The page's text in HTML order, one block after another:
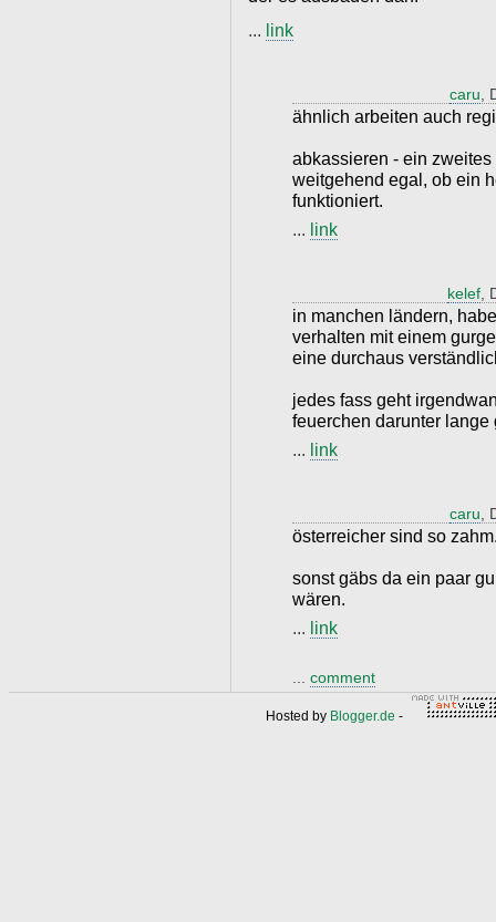
... link
caru
ähnlich arbeiten auch
abkassieren - ein
weitgehend egal, ob ein
funktioniert.
... link
kelef
in manchen ländern,
verhalten mit einem
eine durchaus
jedes fass geht
feuerchen darunter lange
... link
caru
österreicher sind so
sonst gäbs da ein paar
wären.
... link
comment
Hosted by Blogger.de -